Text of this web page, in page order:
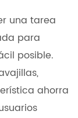
una tarea
para
posible.
ahorra